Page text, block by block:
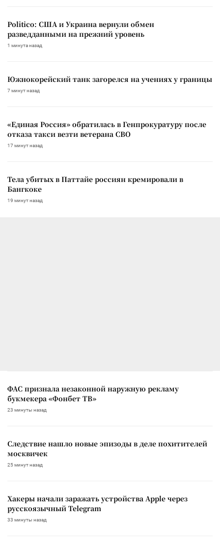
Politico: США и Украина вернули обмен
разведданными на прежний уровень
1 минута назад
Южнокорейский танк загорелся на учениях у границы
7 минут назад
«Единая Россия» обратилась в Генпрокуратуру после
отказа такси везти ветерана СВО
17 минут назад
Тела убитых в Паттайе россиян кремировали в
Бангкоке
19 минут назад
ФАС признала незаконной наружную рекламу
букмекера «Фонбет ТВ»
23 минуты назад
Следствие нашло новые эпизоды в деле похитителей
москвичек
25 минут назад
Хакеры начали заражать устройства Apple через
русскоязычный Telegram
33 минуты назад